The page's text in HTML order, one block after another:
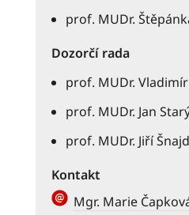
prof. MUDr.
Dozorčí rada
prof. MUDr.
prof. MUDr. Jan
prof. MUDr. Jiří
Kontakt
Mgr. Marie